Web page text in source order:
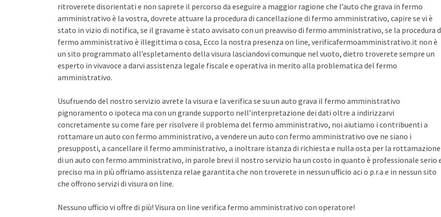
ritroverete disorientati e non saprete il percorso da eseguire a maggior ragione che l’auto che grava in fermo
amministrativo è la vostra, dovrete attuare la procedura di cancellazione di fermo amministrativo, capire se vi è
stato in vizio di notifica, se il gravame è stato avvisato con un preavviso di fermo amministrativo, se la procedura
fermo amministrativo è illegittima o cosa, Ecco la nostra presenza on line, verificafermoamministrativo.it non è
un sito programmato all’espletamento della visura lasciandovi comunque nel vuoto, dietro troverete sempre un
esperto in vivavoce a darvi assistenza legale fiscale e operativa in merito alla problematica del fermo
amministrativo.
Usufruendo del nostro servizio avrete la visura e la verifica se su un auto grava il fermo amministrativo
pignoramento o ipoteca ma con un grande supporto nell’interpretazione dei dati oltre a indirizzarvi
concretamente su come fare per risolvere il problema del fermo amministrativo, noi aiutiamo i contribuenti a
rottamare un auto con fermo amministrativo, a vendere un auto con fermo amministrativo ove ne siano i
presupposti, a cancellare il fermo amministrativo, a inoltrare istanza di richiesta e nulla osta per la rottamazione
di un auto con fermo amministrativo, in parole brevi il nostro servizio ha un costo in quanto è professionale serio
preciso ma in più offriamo assistenza relae garantita che non troverete in nessun ufficio aci o p.r.a e in nessun sito
che offrono servizi di visura on line.
Nessuno ufficio vi offre di più! Visura on line verifica fermo amministrativo con operatore!